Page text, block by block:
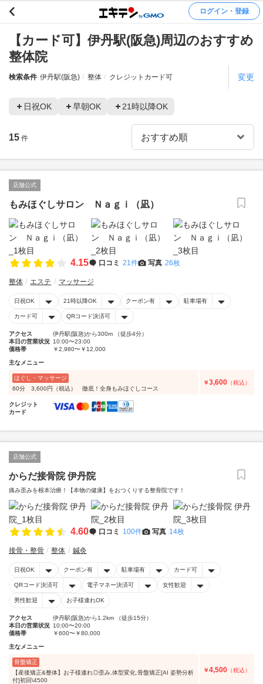
ログイン・登録
【カード可】伊丹駅(阪急)周辺のおすすめ
整体院
検索条件 伊丹駅(阪急) 整体 クレジットカード可 変更
日祝OK 早朝OK 21時以降OK
15 件
店舗公式
もみほぐしサロン Ｎａｇｉ（凪）
4.15 口コミ 21件 写真 26枚
整体 エステ マッサージ
日祝OK 21時以降OK クーポン有 駐車場有
カード可 QRコード決済可
アクセス
伊丹駅(阪急)から300m （徒歩4分）
本日の営業状況 10:00〜23:00
価格帯
￥2,980〜￥12,000
主なメニュー
ほぐし・マッサージ
60分 3,600円（税込） 徹底！全身もみほぐしコース
￥3,600 （税込）
クレジット
カード
店舗公式
からだ接骨院 伊丹院
痛み歪みを根本治療！【本物の健康】をおつくりする整骨院です！
4.60 口コミ 100件 写真 14枚
接骨・整骨 整体 鍼灸
日祝OK クーポン有 駐車場有 カード可
QRコード決済可 電子マネー決済可 女性歓迎
男性歓迎 お子様連れOK
アクセス
伊丹駅(阪急)から1.2km （徒歩15分）
本日の営業状況 10:00〜20:00
価格帯
￥600〜￥80,000
主なメニュー
骨盤矯正
【産後矯正&整体】お子様連れ◎歪み,体型変化,骨盤矯正[AI 姿勢分析
付]初回\4500
￥4,500 （税込）